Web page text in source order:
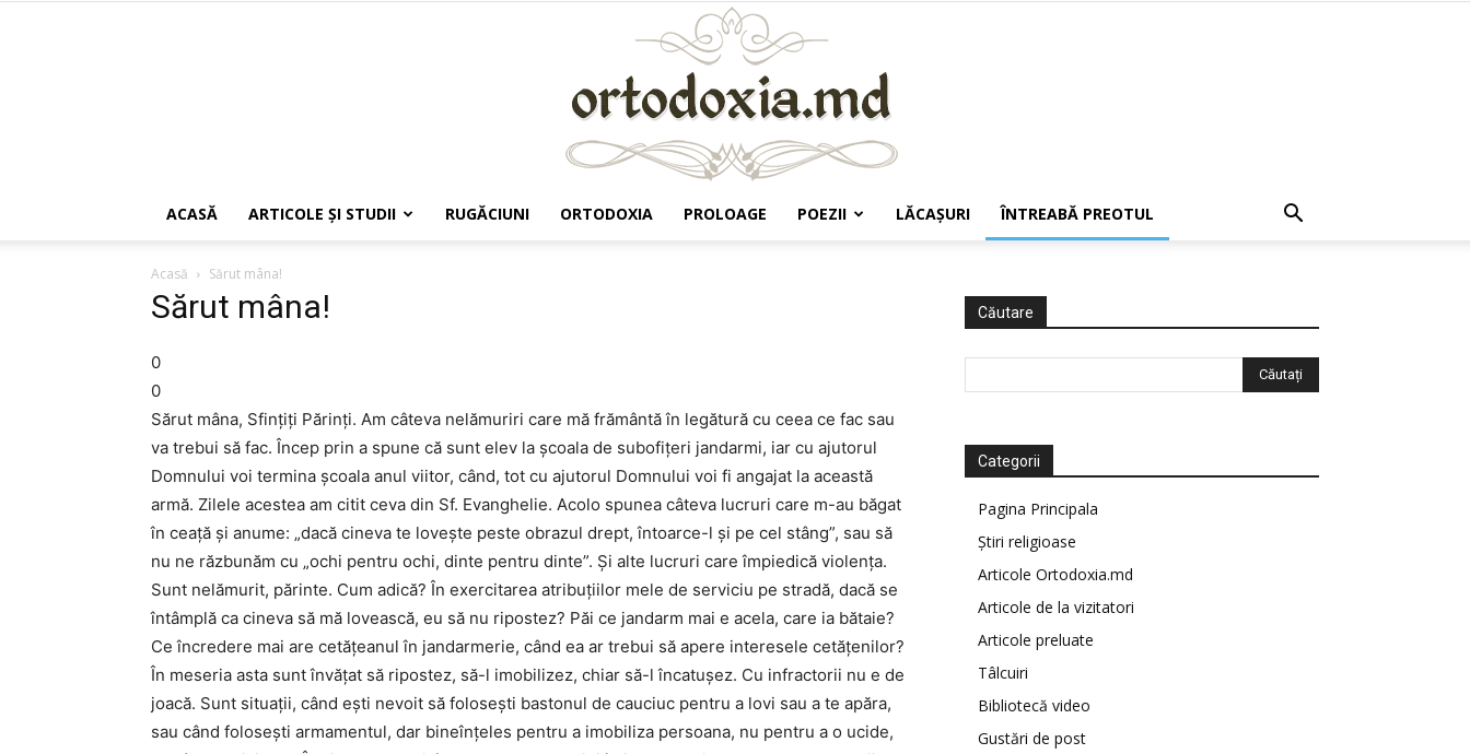
ACASĂ ARTICOLE ŞI STUDII RUGĂCIUNI ORTODOXIA PROLOAGE POEZII LĂCAŞURI ÎNTREABĂ PREOTUL
Acasă Sărut mâna!
Sărut mâna!
0
0
Sărut mâna, Sfinţiţi Părinţi. Am câteva nelămuriri care mă frământă în legătură cu ceea ce fac sau
va trebui să fac. Încep prin a spune că sunt elev la şcoala de subofiţeri jandarmi, iar cu ajutorul
Domnului voi termina şcoala anul viitor, când, tot cu ajutorul Domnului voi fi angajat la această
armă. Zilele acestea am citit ceva din Sf. Evanghelie. Acolo spunea câteva lucruri care m-au băgat
în ceaţă şi anume: „dacă cineva te loveşte peste obrazul drept, întoarce-l şi pe cel stâng”, sau să
nu ne răzbunăm cu „ochi pentru ochi, dinte pentru dinte”. Şi alte lucruri care împiedică violenţa.
Sunt nelămurit, părinte. Cum adică? În exercitarea atribuţiilor mele de serviciu pe stradă, dacă se
întâmplă ca cineva să mă lovească, eu să nu ripostez? Păi ce jandarm mai e acela, care ia bătaie?
Ce încredere mai are cetăţeanul în jandarmerie, când ea ar trebui să apere interesele cetăţenilor?
În meseria asta sunt învăţat să ripostez, să-l imobilizez, chiar să-l încatuşez. Cu infractorii nu e de
joacă. Sunt situaţii, când eşti nevoit să foloseşti bastonul de cauciuc pentru a lovi sau a te apăra,
sau când foloseşti armamentul, dar bineînţeles pentru a imobiliza persoana, nu pentru a o ucide,
Căutare
Categorii
Pagina Principala
Știri religioase
Articole Ortodoxia.md
Articole de la vizitatori
Articole preluate
Tâlcuiri
Bibliotecă video
Gustări de post